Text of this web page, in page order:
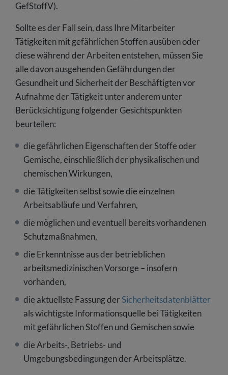
GefStoffV).
Sollte es der Fall sein, dass Ihre Mitarbeiter
Tätigkeiten mit gefährlichen Stoffen ausüben oder
diese während der Arbeiten entstehen, müssen Sie
alle davon ausgehenden Gefährdungen der
Gesundheit und Sicherheit der Beschäftigten vor
Aufnahme der Tätigkeit unter anderem unter
Berücksichtigung folgender Gesichtspunkten
beurteilen:
die gefährlichen Eigenschaften der Stoffe oder
Gemische, einschließlich der physikalischen und
chemischen Wirkungen,
die Tätigkeiten selbst sowie die einzelnen
Arbeitsabläufe und Verfahren,
die möglichen und eventuell bereits vorhandenen
Schutzmaßnahmen,
die Erkenntnisse aus der betrieblichen
arbeitsmedizinischen Vorsorge – insofern
vorhanden,
die aktuellste Fassung derSicherheitsdatenblätter
als wichtigste Informationsquelle bei Tätigkeiten
mit gefährlichen Stoffen und Gemischen sowie
die Arbeits-, Betriebs- und
Umgebungsbedingungen der Arbeitsplätze.